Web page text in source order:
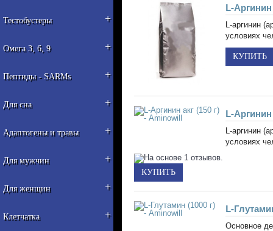
Тестобустеры +
Омега 3, 6, 9 +
Пептиды - SARMs +
Для сна +
Адаптогены и травы +
Для мужчин +
Для женщин +
Клетчатка +
L-
L-аргинин
условиях
L-
L-аргинин
условиях
L-
Основное